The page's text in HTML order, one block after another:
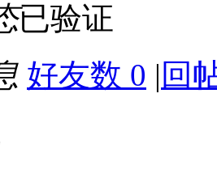
已验证
好友数 0 | 回